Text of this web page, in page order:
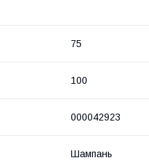
75
100
000042923
Шампань